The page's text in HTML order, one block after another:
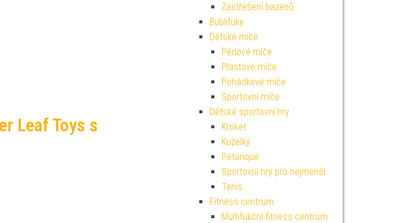
Leaf Toys s
Zastřešení bazénů
Bublifuky
Dětské míče
Pěnové míče
Plastové míče
Pohádkové míče
Sportovní míče
Dětské sportovní hry
Kroket
Kuželky
Pétanque
Sportovní hry pro nejmenší
Tenis
Fitness centrum
Multifukční fitness centrum